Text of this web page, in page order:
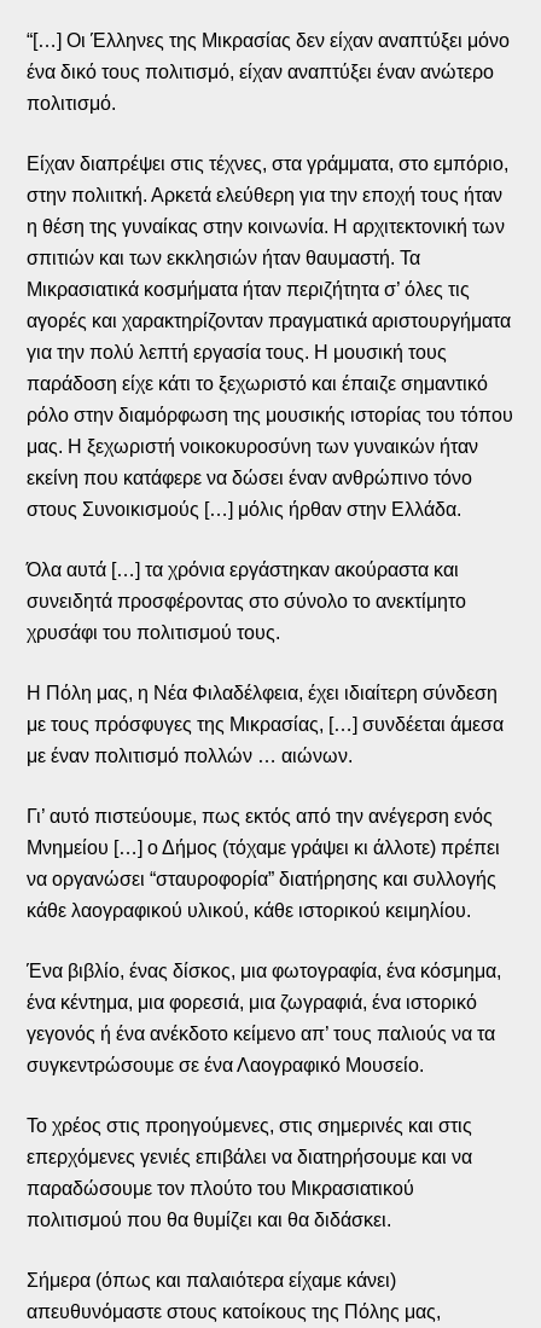
“[…] Οι Έλληνες της Μικρασίας δεν είχαν αναπτύξει μόνο
ένα δικό τους πολιτισμό, είχαν αναπτύξει έναν ανώτερο
πολιτισμό.
Είχαν διαπρέψει στις τέχνες, στα γράμματα, στο εμπόριο,
στην πολιιτκή. Αρκετά ελεύθερη για την εποχή τους ήταν
η θέση της γυναίκας στην κοινωνία. Η αρχιτεκτονική των
σπιτιών και των εκκλησιών ήταν θαυμαστή. Τα
Μικρασιατικά κοσμήματα ήταν περιζήτητα σ’ όλες τις
αγορές και χαρακτηρίζονταν πραγματικά αριστουργήματα
για την πολύ λεπτή εργασία τους. Η μουσική τους
παράδοση είχε κάτι το ξεχωριστό και έπαιζε σημαντικό
ρόλο στην διαμόρφωση της μουσικής ιστορίας του τόπου
μας. Η ξεχωριστή νοικοκυροσύνη των γυναικών ήταν
εκείνη που κατάφερε να δώσει έναν ανθρώπινο τόνο
στους Συνοικισμούς […] μόλις ήρθαν στην Ελλάδα.
Όλα αυτά […] τα χρόνια εργάστηκαν ακούραστα και
συνειδητά προσφέροντας στο σύνολο το ανεκτίμητο
χρυσάφι του πολιτισμού τους.
Η Πόλη μας, η Νέα Φιλαδέλφεια, έχει ιδιαίτερη σύνδεση
με τους πρόσφυγες της Μικρασίας, […] συνδέεται άμεσα
με έναν πολιτισμό πολλών … αιώνων.
Γι’ αυτό πιστεύουμε, πως εκτός από την ανέγερση ενός
Μνημείου […] ο Δήμος (τόχαμε γράψει κι άλλοτε) πρέπει
να οργανώσει “σταυροφορία” διατήρησης και συλλογής
κάθε λαογραφικού υλικού, κάθε ιστορικού κειμηλίου.
Ένα βιβλίο, ένας δίσκος, μια φωτογραφία, ένα κόσμημα,
ένα κέντημα, μια φορεσιά, μια ζωγραφιά, ένα ιστορικό
γεγονός ή ένα ανέκδοτο κείμενο απ’ τους παλιούς να τα
συγκεντρώσουμε σε ένα Λαογραφικό Μουσείο.
Το χρέος στις προηγούμενες, στις σημερινές και στις
επερχόμενες γενιές επιβάλει να διατηρήσουμε και να
παραδώσουμε τον πλούτο του Μικρασιατικού
πολιτισμού που θα θυμίζει και θα διδάσκει.
Σήμερα (όπως και παλαιότερα είχαμε κάνει)
απευθυνόμαστε στους κατοίκους της Πόλης μας,